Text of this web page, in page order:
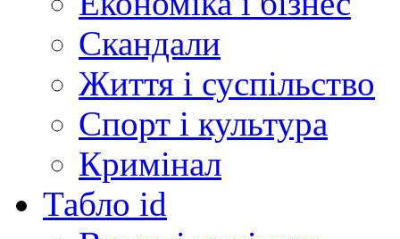
Скандали
Життя і суспільство
Спорт і культура
Кримінал
Табло id